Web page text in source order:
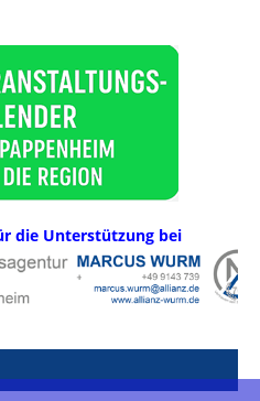
die Unterstützung bei